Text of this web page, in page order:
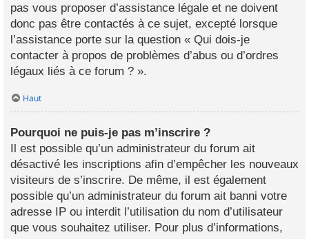
pas vous proposer d’assistance légale et ne doivent
donc pas être contactés à ce sujet, excepté lorsque
l’assistance porte sur la question « Qui dois-je
contacter à propos de problèmes d’abus ou d’ordres
légaux liés à ce forum ? ».
Haut
Pourquoi ne puis-je pas m’inscrire ?
Il est possible qu’un administrateur du forum ait
désactivé les inscriptions afin d’empêcher les nouveaux
visiteurs de s’inscrire. De même, il est également
possible qu’un administrateur du forum ait banni votre
adresse IP ou interdit l’utilisation du nom d’utilisateur
que vous souhaitez utiliser. Pour plus d’informations,